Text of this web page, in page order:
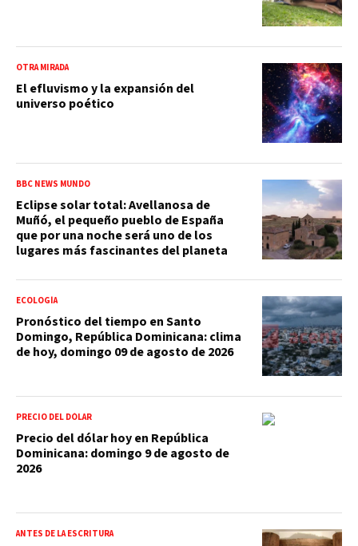
OTRA MIRADA
El efluvismo y la expansión del
universo poético
BBC NEWS MUNDO
Eclipse solar total: Avellanosa de
Muñó, el pequeño pueblo de España
que por una noche será uno de los
lugares más fascinantes del planeta
ECOLOGÍA
Pronóstico del tiempo en Santo
Domingo, República Dominicana: clima
de hoy, domingo 09 de agosto de 2026
PRECIO DEL DÓLAR
Precio del dólar hoy en República
Dominicana: domingo 9 de agosto de
2026
ANTES DE LA ESCRITURA